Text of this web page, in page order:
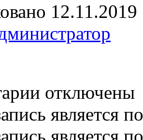
12.11.2019
записи
12-
11-
11-
отключены
является
является